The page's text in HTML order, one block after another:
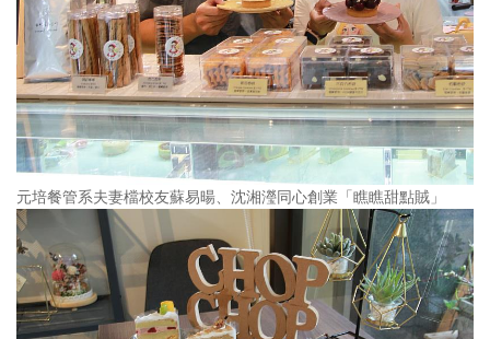
元培餐管系夫妻檔校友蘇易暘、沈湘瀅同心創業「瞧瞧甜點賊」